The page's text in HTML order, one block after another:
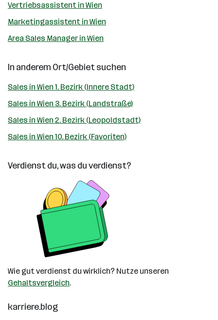
Vertriebsassistent in Wien
Marketingassistent in Wien
Area Sales Manager in Wien
In anderem Ort/Gebiet suchen
Sales in Wien 1. Bezirk (Innere Stadt)
Sales in Wien 3. Bezirk (Landstraße)
Sales in Wien 2. Bezirk (Leopoldstadt)
Sales in Wien 10. Bezirk (Favoriten)
Verdienst du, was du verdienst?
Wie gut verdienst du wirklich? Nutze unseren
Gehaltsvergleich.
karriere.blog